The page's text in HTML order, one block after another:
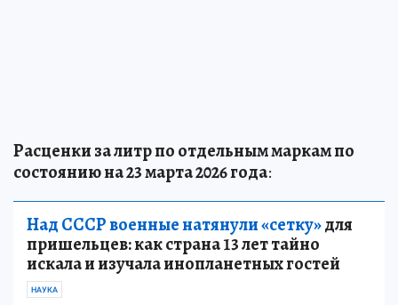
Расценки за литр по отдельным маркам по
состоянию на 23 марта 2026 года:
Над СССР военные натянули «сетку»для
пришельцев: как страна 13 лет тайно
искала и изучала инопланетных гостей
НАУКА